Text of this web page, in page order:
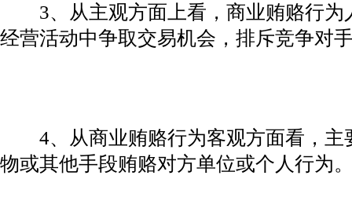
3、从主观方面上看，商业贿赂行为
经营活动中争取交易机会，排斥竞争对
4、从商业贿赂行为客观方面看，主
物或其他手段贿赂对方单位或个人行为